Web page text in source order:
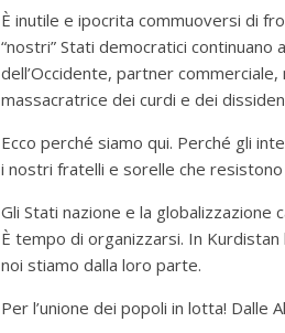
È inutile e ipocrita commuoversi di
“nostri” Stati democratici
dell’Occidente, partner
massacratrice dei curdi e dei
Ecco perché siamo qui. Perché gli
i nostri fratelli e sorelle che
Gli Stati nazione e la globalizzazione
È tempo di organizzarsi. In
noi stiamo dalla loro parte.
Per l’unione dei popoli in lotta! Dalle